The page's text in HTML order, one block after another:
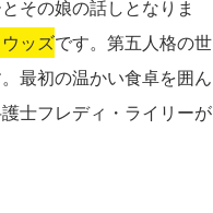
その娘の話しとなりま
ッズです。第五人格の世
最初の温かい食卓を囲ん
士フレディ・ライリーが